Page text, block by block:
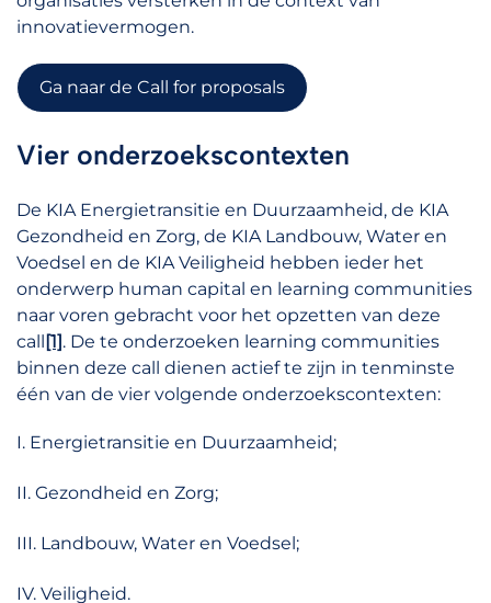
innovatievermogen.
Ga naar de Call for proposals
Vier onderzoekscontexten
De KIA Energietransitie en Duurzaamheid, de KIA
Gezondheid en Zorg, de KIA Landbouw, Water en
Voedsel en de KIA Veiligheid hebben ieder het
onderwerp human capital en learning communities
naar voren gebracht voor het opzetten van deze
call[1]. De te onderzoeken learning communities
binnen deze call dienen actief te zijn in tenminste
één van de vier volgende onderzoekscontexten:
I. Energietransitie en Duurzaamheid;
II. Gezondheid en Zorg;
III. Landbouw, Water en Voedsel;
IV. Veiligheid.